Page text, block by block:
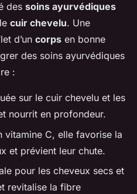
des soins ayurvédiques
cuir chevelu. Une
d’un corps en bonne
des soins ayurvédiques
:
sur le cuir chevelu et les
nourrit en profondeur.
vitamine C, elle favorise la
et prévient leur chute.
pour les cheveux secs et
revitalise la fibre